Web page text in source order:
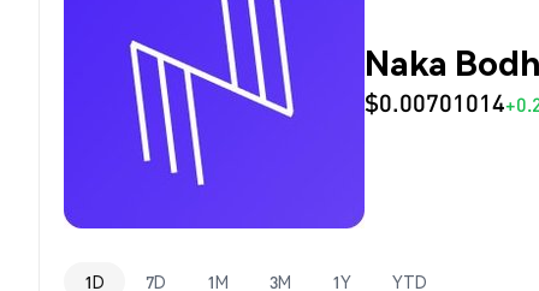
Naka
$0.00701014
1D 7D 1M 3M 1Y YTD